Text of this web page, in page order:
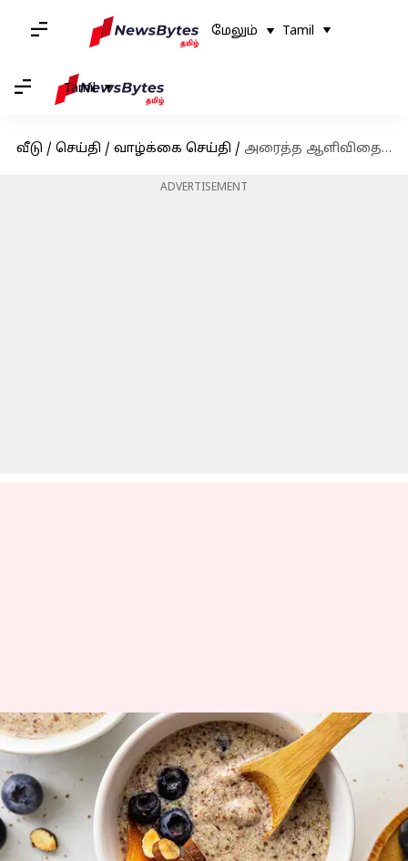
மேலும் Tamil
Tamil
வீடு / செய்தி / வாழ்க்கை செய்தி / அரைத்த ஆளிவிதை காலை உணவுகள்: உங்கள் நாளை ஆரோக்கியமாகத் தொடங்குங்கள்!
ADVERTISEMENT
அரைத்த ஆளிவிதை
காலை உணவுகள்:
உங்கள் நாளை
ஆரோக்கியமாகத்
தொடங்குங்கள்!